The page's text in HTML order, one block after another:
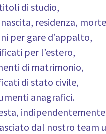
di studio,
residenza,
per gare d’appalto,
per l’estero,
di matrimonio,
di stato civile,
anagrafici.
dal nostro team